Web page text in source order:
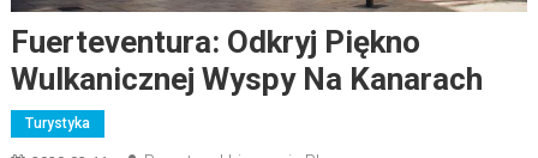
Fuerteventura: Odkryj Piękno
Wulkanicznej Wyspy Na Kanarach
Turystyka